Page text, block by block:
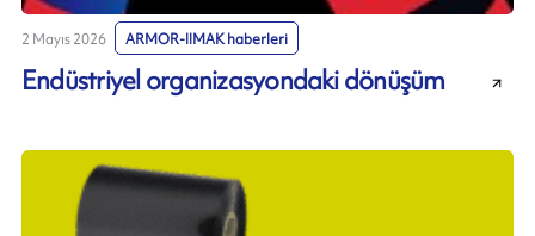
2 Mayıs 2026 ARMOR-IIMAK haberleri
Endüstriyel organizasyondaki dönüşüm